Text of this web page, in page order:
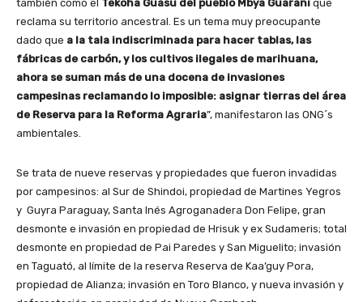
también como el Tekoha Guasu del pueblo Mbya Guaraníque
reclama su territorio ancestral. Es un tema muy preocupante
dado que a la tala indiscriminada para hacer tablas, las
fábricas de carbón, y los cultivos ilegales de marihuana,
ahora se suman más de una docena de invasiones
campesinas reclamando lo imposible: asignar tierras del área
de Reserva para la Reforma Agraria”, manifestaron las ONG´s
ambientales.
Se trata de nueve reservas y propiedades que fueron invadidas
por campesinos: al Sur de Shindoi, propiedad de Martines Yegros
y Guyra Paraguay, Santa Inés Agroganadera Don Felipe, gran
desmonte e invasión en propiedad de Hrisuk y ex Sudameris; total
desmonte en propiedad de Pai Paredes y San Miguelito; invasión
en Taguató, al límite de la reserva Reserva de Kaa’guy Pora,
propiedad de Alianza; invasión en Toro Blanco, y nueva invasión y